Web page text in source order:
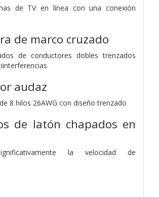
de TV en línea con una conexión
de marco cruzado
de conductores dobles trenzados
audaz
8 hilos 26AWG con diseño trenzado
de latón chapados en
la velocidad de